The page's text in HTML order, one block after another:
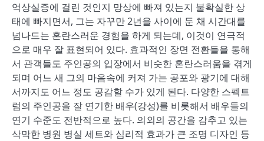
억상실증에 걸린 것인지 망상에 빠져 있는지 불확실한 상
태에 빠지면서, 그는 자꾸만 2년을 사이에 둔 채 시간대를
넘나드는 혼란스러운 경험을 하게 되는데, 이것이 연극적
으로 매우 잘 표현되어 있다. 효과적인 장면 전환들을 통해
서 관객들도 주인공의 입장에서 비슷한 혼란스러움을 겪게
되며 어느 새 그의 마음속에 커져 가는 공포와 광기에 대해
서까지도 어느 정도 공감할 수가 있게 된다. 다양한 스펙트
럼의 주인공을 잘 연기한 배우(강성)를 비롯해서 배우들의
연기 수준도 전반적으로 높다. 의외의 공간을 감추고 있는
삭막한 병원 병실 세트와 심리적 효과가 큰 조명 디자인 등